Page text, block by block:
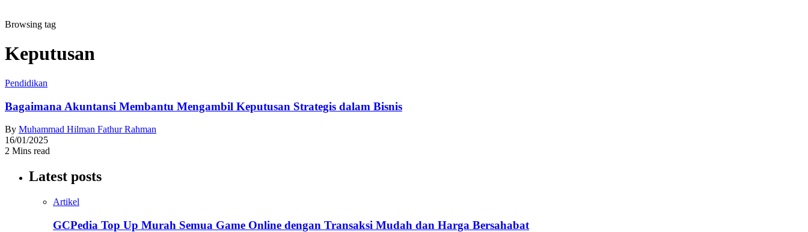
Browsing tag
Keputusan
Pendidikan
Bagaimana Akuntansi Membantu Mengambil Keputusan Strategis dalam Bisnis
By Muhammad Hilman Fathur Rahman
16/01/2025
2 Mins read
Latest posts
Artikel
GCPedia Top Up Murah Semua Game Online dengan Transaksi Mudah dan Harga Bersahabat